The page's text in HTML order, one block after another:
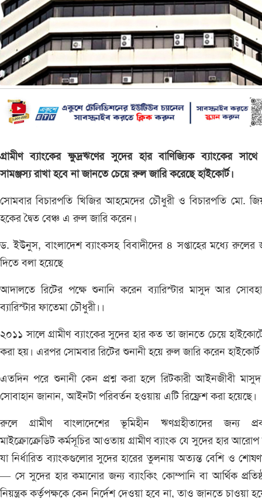
গ্রামীণ ব্যাংকের ক্ষুদ্রঋণের সুদের হার বাণিজ্যিক ব্যাংকের
সামঞ্জস্য রাখা হবে না জানতে চেয়ে রুল জারি করেছে হাইকোর্ট।
সোমবার বিচারপতি খিজির আহমেদের চৌধুরী ও বিচারপতি মো.
হকের দ্বৈত বেঞ্চ এ রুল জারি করেন।
ড. ইউনুস, বাংলাদেশ ব্যাংকসহ বিবাদীদের ৪ সপ্তাহের মধ্যে রুলের
দিতে বলা হয়েছে
আদালতে রিটের পক্ষে শুনানি করেন ব্যারিস্টার মাসুদ আর
ব্যারিস্টার ফাতেমা চৌধুরী।।
২০১১ সালে গ্রামীণ ব্যাংকের সুদের হার কত তা জানতে চেয়ে
করা হয়। এরপর সোমবার রিটের শুনানী হয়ে রুল জারি করেন
এতদিন পরে শুনানী কেন প্রশ্ন করা হলে রিটকারী আইনজীবী
সোবাহান জানান, আইনটা পরিবর্তন হওয়ায় এটি রিফ্রেশ করা হয়েছে।
রুলে গ্রামীণ বাংলাদেশের ভূমিহীন ঋণগ্রহীতাদের জন্য
মাইক্রোক্রেডিট কর্মসূচির আওতায় গ্রামীণ ব্যাংক যে সুদের হার
যা নির্ধারিত ব্যাংকগুলোর সুদের হারের তুলনায় অত্যন্ত বেশি ও
— সে সুদের হার কমানোর জন্য ব্যাংকিং কোম্পানি বা আর্থিক
নিয়ন্ত্রক কর্তৃপক্ষকে কেন নির্দেশ দেওয়া হবে না, তাও জানতে চাওয়া